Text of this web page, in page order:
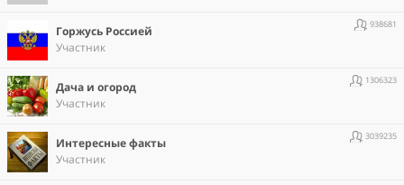
Горжусь Россией
Участник
938681
Дача и огород
Участник
1306323
Интересные факты
Участник
3039235